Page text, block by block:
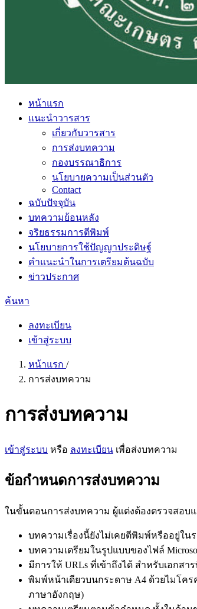
หน้าแรก
แนะนำวารสาร
เกี่ยวกับวารสาร
การส่งบทความ
กองบรรณาธิการ
นโยบายความเป็นส่วนตัว
Contact
ฉบับปัจจุบัน
บทความย้อนหลัง
จริยธรรมการตีพิมพ์
นโยบายการใช้ปัญญาประดิษฐ์
คำแนะนำในการเตรียมต้นฉบับ
ข่าวประกาศ
ค้นหา
ลงทะเบียน
เข้าสู่ระบบ
หน้าแรก /
การส่งบทความ
การส่งบทความ
เข้าสู่ระบบ หรือ ลงทะเบียน เพื่อส่งบทความ
ข้อกำหนดการส่งบทความ
ในขั้นตอนการส่งบทความ ผู้แต่งต้องตรวจสอ
บทความเรื่องนี้ยังไม่เคยตีพิมพ์หรืออยู่ใ
บทความเตรียมในรูปแบบของไฟล์
มีการให้ URLs ที่เข้าถึงได้ สำหรับเอกสา
พิมพ์หน้าเดียวบนกระดาษ A4 ด้วยไมโคร
ภาษาอังกฤษ)